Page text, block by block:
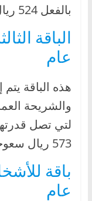
بالفعل 524 ريال سعودي.
عام
هذه الباقة يتم
والشريحة
لتي تصل قدرتها
573 ريال سعوجي.
عام